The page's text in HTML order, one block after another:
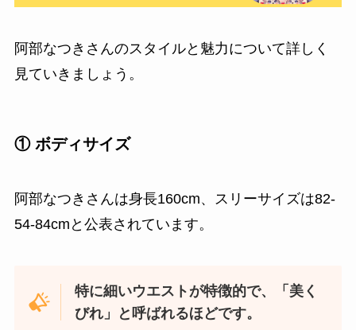
阿部なつきさんのスタイルと魅力について詳しく
見ていきましょう。
① ボディサイズ
阿部なつきさんは身長160cm、スリーサイズは82-
54-84cmと公表されています。
特に細いウエストが特徴的で、「美く
びれ」と呼ばれるほどです。